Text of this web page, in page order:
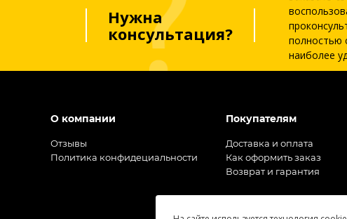
Нужна
консультация?
полностью
наиболее
О компании
Отзывы
Политика конфидециальности
Покупателям
Доставка и оплата
Как оформить заказ
Возврат и гарантия